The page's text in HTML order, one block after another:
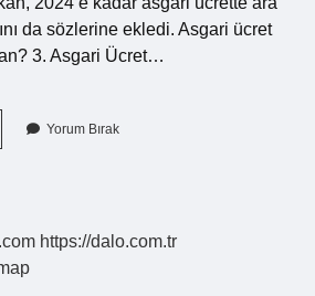
da sözlerine ekledi. Asgari ücret
3. Asgari Ücret…
Yorum Bırak
https://dalo.com.tr